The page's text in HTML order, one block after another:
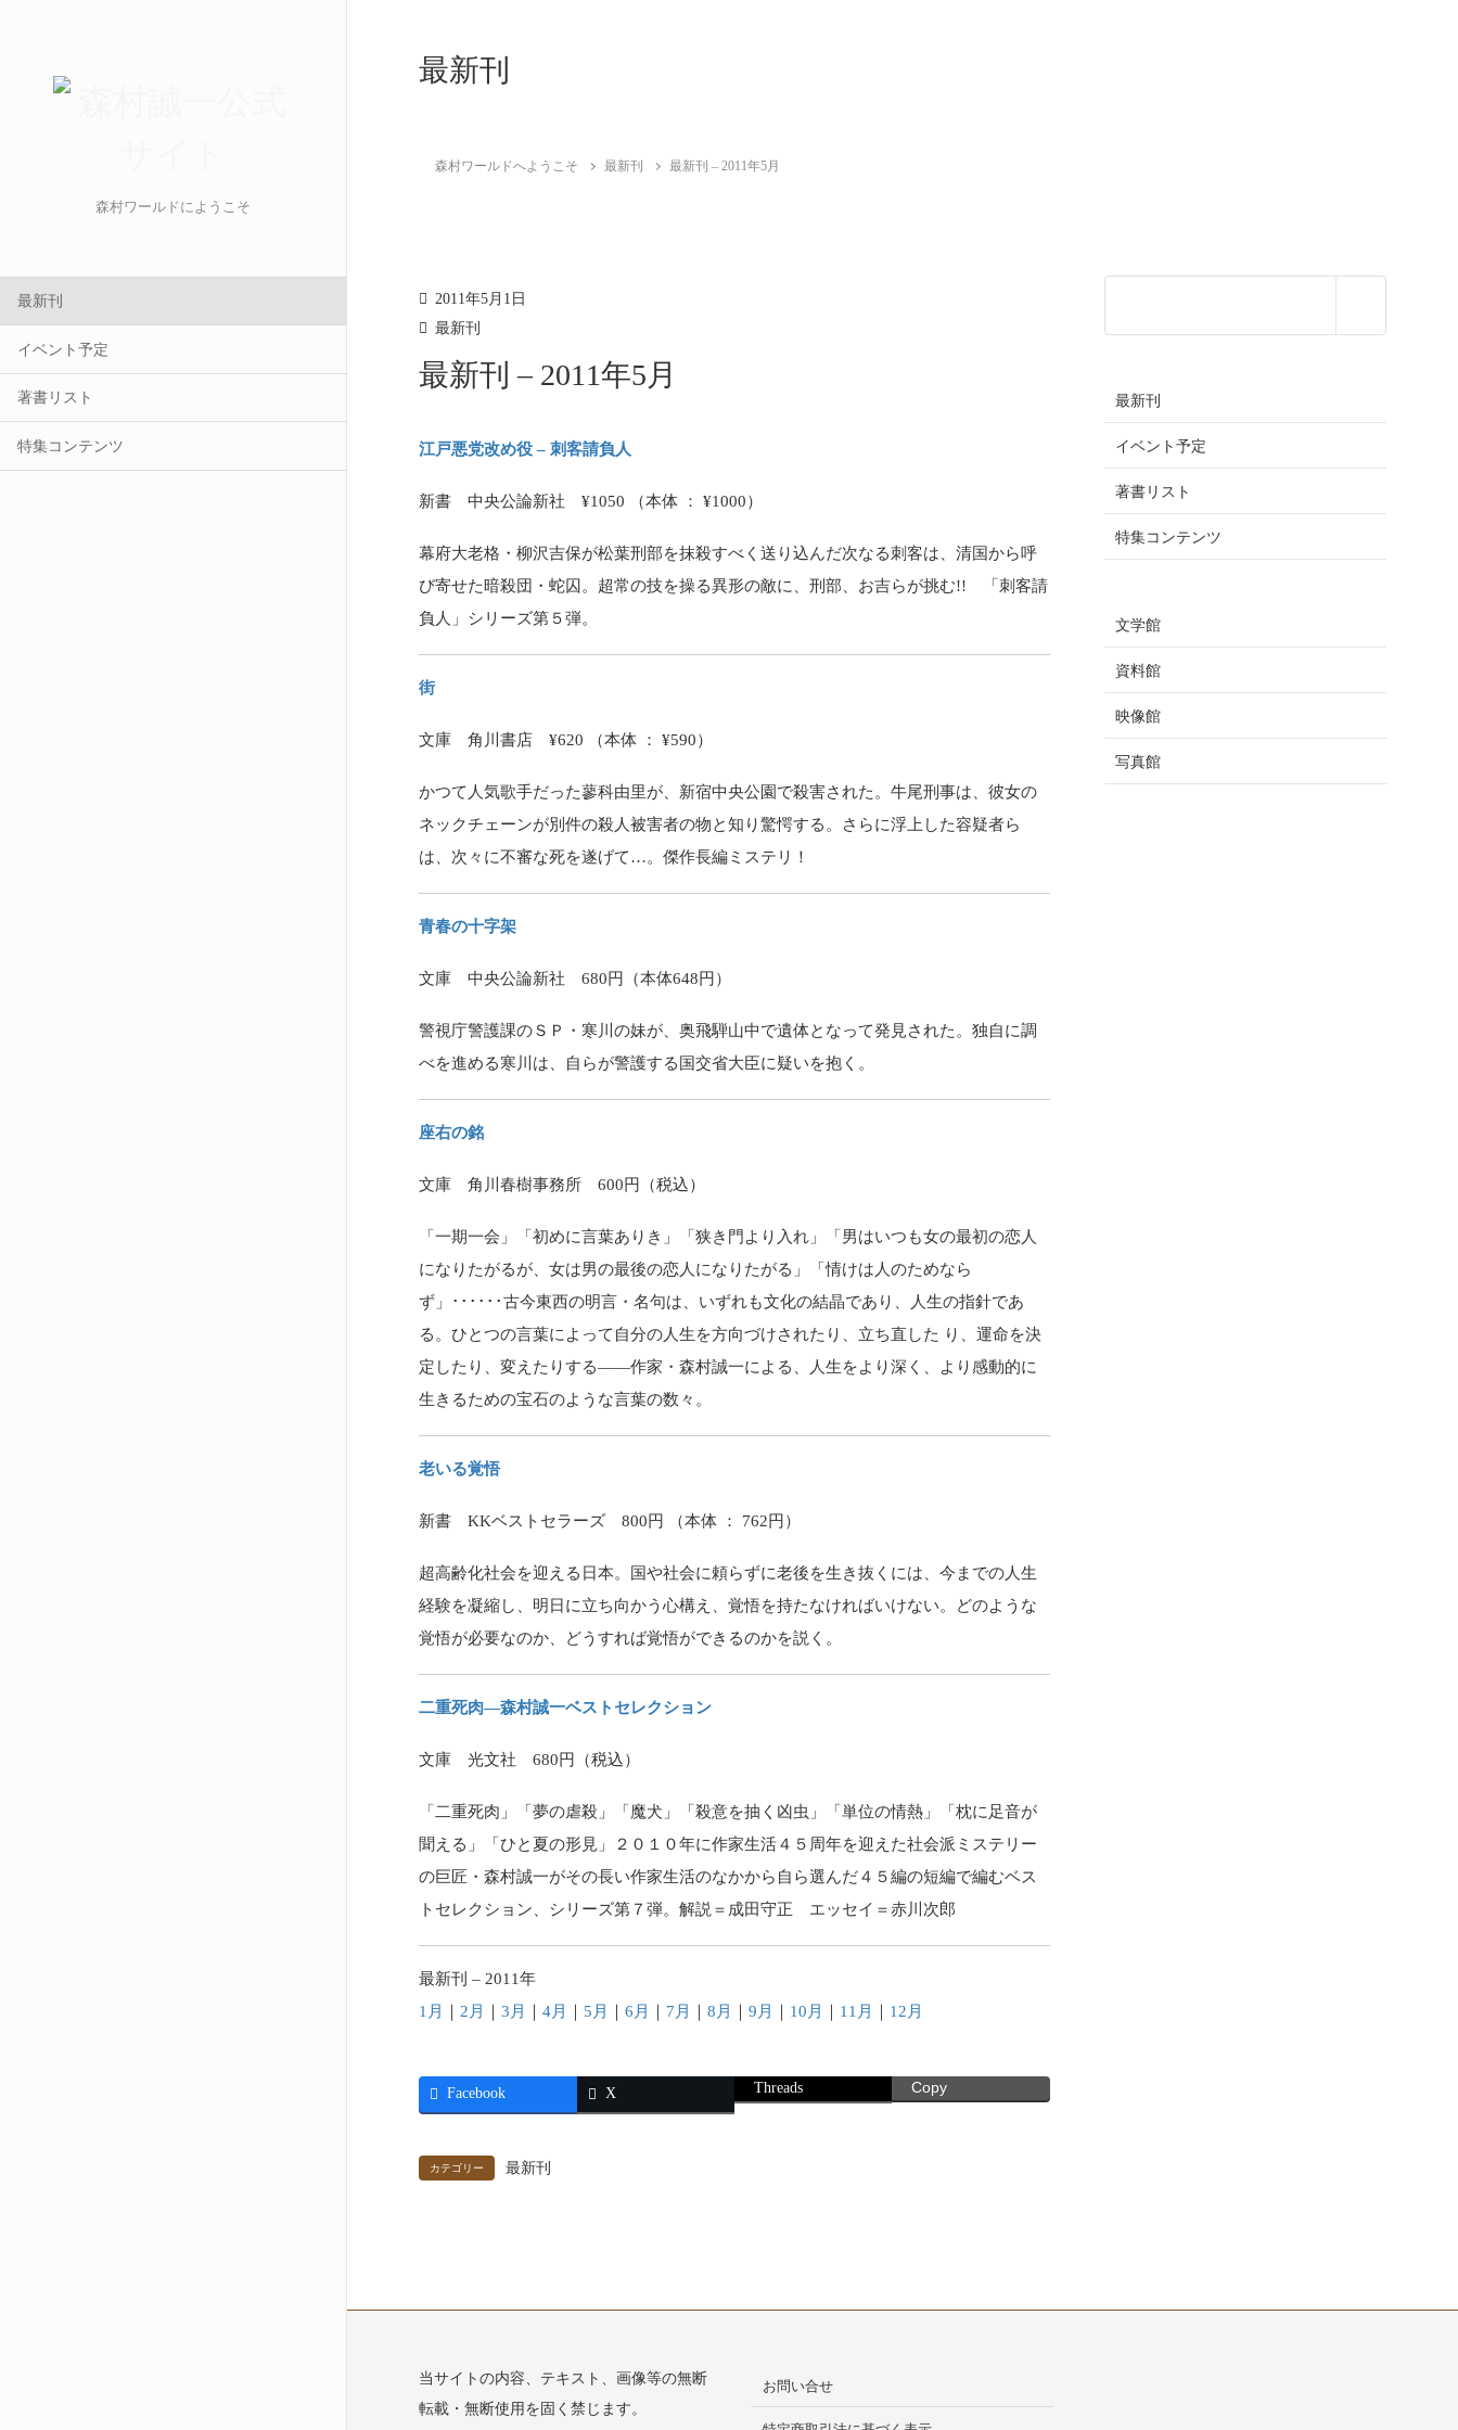
森村ワールドにようこそ
最新刊
イベント予定
著書リスト
特集コンテンツ
最新刊
森村ワールドへようこそ 最新刊 最新刊 – 2011年5月
2011年5月1日
最新刊
最新刊 – 2011年5月
江戸悪党改め役 – 刺客請負人
新書 中央公論新社 ¥1050 （本体 ： ¥1000）
幕府大老格・柳沢吉保が松葉刑部を抹殺すべく送り込んだ次なる刺客は、清国から呼
び寄せた暗殺団・蛇囚。超常の技を操る異形の敵に、刑部、お吉らが挑む!! 「刺客請
負人」シリーズ第５弾。
街
文庫 角川書店 ¥620 （本体 ： ¥590）
かつて人気歌手だった蓼科由里が、新宿中央公園で殺害された。牛尾刑事は、彼女の
ネックチェーンが別件の殺人被害者の物と知り驚愕する。さらに浮上した容疑者ら
は、次々に不審な死を遂げて…。傑作長編ミステリ！
青春の十字架
文庫 中央公論新社 680円（本体648円）
警視庁警護課のＳＰ・寒川の妹が、奥飛騨山中で遺体となって発見された。独自に調
べを進める寒川は、自らが警護する国交省大臣に疑いを抱く。
座右の銘
文庫 角川春樹事務所 600円（税込）
「一期一会」「初めに言葉ありき」「狭き門より入れ」「男はいつも女の最初の恋人
になりたがるが、女は男の最後の恋人になりたがる」「情けは人のためなら
ず」･･････古今東西の明言・名句は、いずれも文化の結晶であり、人生の指針であ
る。ひとつの言葉によって自分の人生を方向づけされたり、立ち直した り、運命を決
定したり、変えたりする――作家・森村誠一による、人生をより深く、より感動的に
生きるための宝石のような言葉の数々。
老いる覚悟
新書 KKベストセラーズ800円 （本体 ： 762円）
超高齢化社会を迎える日本。国や社会に頼らずに老後を生き抜くには、今までの人生
経験を凝縮し、明日に立ち向かう心構え、覚悟を持たなければいけない。どのような
覚悟が必要なのか、どうすれば覚悟ができるのかを説く。
二重死肉―森村誠一ベストセレクション
文庫 光文社 680円（税込）
「二重死肉」「夢の虐殺」「魔犬」「殺意を抽く凶虫」「単位の情熱」「枕に足音が
聞える」「ひと夏の形見」２０１０年に作家生活４５周年を迎えた社会派ミステリー
の巨匠・森村誠一がその長い作家生活のなかから自ら選んだ４５編の短編で編むベス
トセレクション、シリーズ第７弾。解説＝成田守正 エッセイ＝赤川次郎
最新刊 – 2011年
1月
2月 ｜3月 ｜4月 5月 ｜6月 7月 ｜8月 ｜9月 10月 11月 12月
Facebook X Threads Copy
カテゴリー 最新刊
最新刊
イベント予定
著書リスト
特集コンテンツ
文学館
資料館
映像館
写真館
当サイトの内容、テキスト、画像等の無断
転載・無断使用を固く禁じます。
お問い合せ